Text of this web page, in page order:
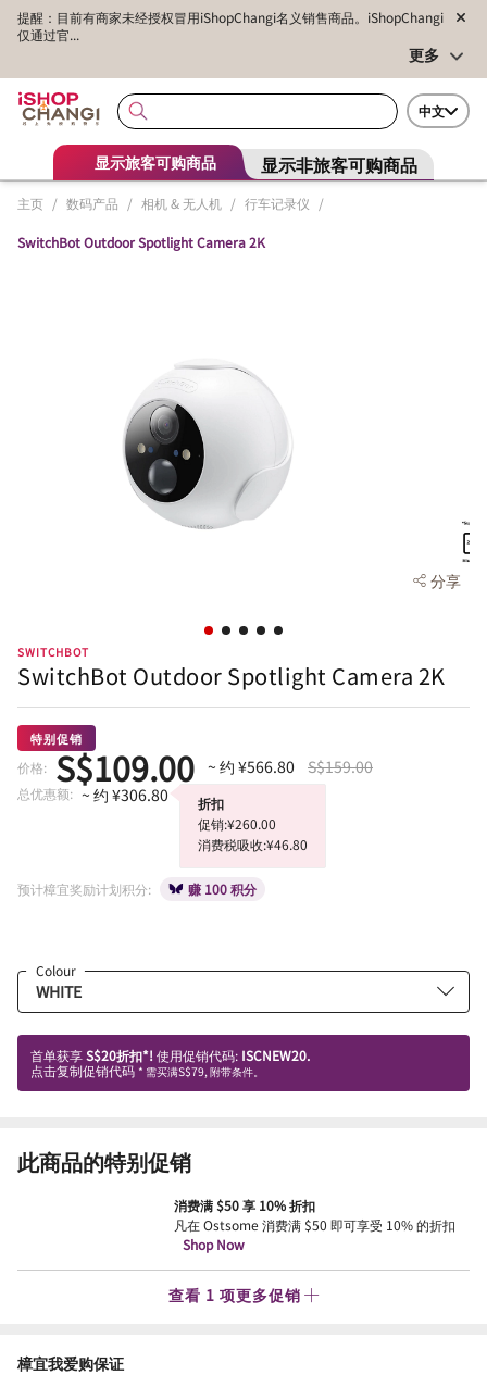
提醒：目前有商家未经授权冒用iShopChangi名义销售商品。iShopChangi
仅通过官...
更多
中文
显示旅客可购商品 显示非旅客可购商品
主页 / 数码产品 / 相机 & 无人机 / 行车记录仪 /
SwitchBot Outdoor Spotlight Camera 2K
分享
SWITCHBOT
SwitchBot Outdoor Spotlight Camera 2K
特别促销
价格: S$109.00 ~ 约 ¥566.80 S$159.00
总优惠额: ~ 约 ¥306.80
折扣
促销:¥260.00
消费税吸收:¥46.80
预计樟宜奖励计划积分: 赚 100 积分
Colour
首单获享S$20折扣*! 使用促销代码: ISCNEW20.
点击复制促销代码 * 需买满S$79, 附带条件。
此商品的特别促销
消费满 $50 享 10% 折扣
凡在 Ostsome 消费满 $50 即可享受 10% 的折扣
Shop Now
查看 1 项更多促销
樟宜我爱购保证